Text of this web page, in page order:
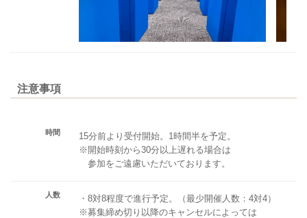
注意事項
時間
15分前より受付開始。1時間半を予定。
※開始時刻から30分以上遅れる場合は
参加をご遠慮いただいております。
人数
・8対8程度で進行予定。（最少開催人数：4対4）
※募集締め切り以降のキャンセルによっては